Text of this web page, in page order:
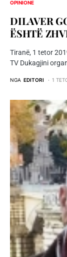
OPINIONE
DILAVER
ËSHTË
Tiranë, 1 tetor
TV Dukagjini
NGA EDITORI 1